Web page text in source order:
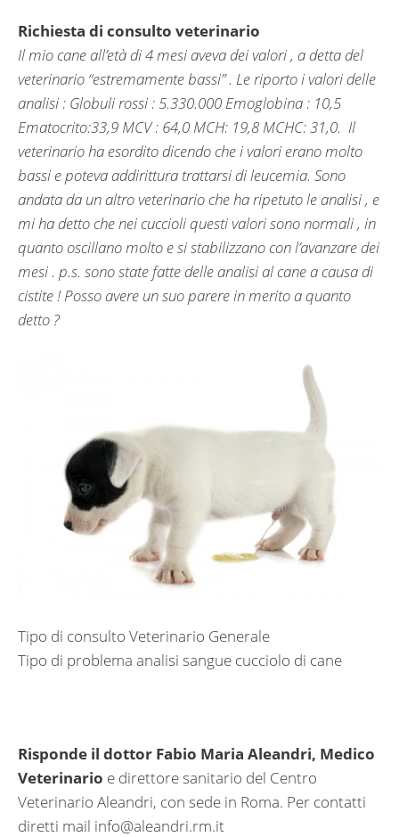
Richiesta di consulto veterinario
Il mio cane all’età di 4 mesi aveva dei valori , a detta del
veterinario “estremamente bassi” . Le riporto i valori delle
analisi : Globuli rossi : 5.330.000 Emoglobina : 10,5
Ematocrito:33,9 MCV : 64,0 MCH: 19,8 MCHC: 31,0. Il
veterinario ha esordito dicendo che i valori erano molto
bassi e poteva addirittura trattarsi di leucemia. Sono
andata da un altro veterinario che ha ripetuto le analisi , e
mi ha detto che nei cuccioli questi valori sono normali , in
quanto oscillano molto e si stabilizzano con l’avanzare dei
mesi . p.s. sono state fatte delle analisi al cane a causa di
cistite ! Posso avere un suo parere in merito a quanto
detto ?
Tipo di consulto Veterinario Generale
Tipo di problema analisi sangue cucciolo di cane
Risponde il dottor Fabio Maria Aleandri, Medico
Veterinario e direttore sanitario del Centro
Veterinario Aleandri, con sede in Roma. Per contatti
diretti mail info@aleandri.rm.it